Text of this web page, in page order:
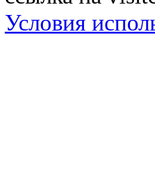
Условия